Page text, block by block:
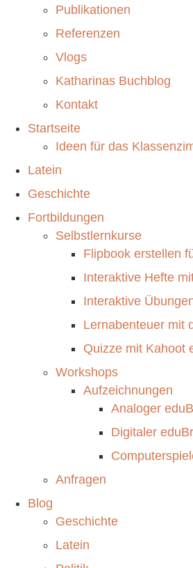
Publikationen
Referenzen
Vlogs
Katharinas Buchblog
Kontakt
Startseite
Ideen für das
Latein
Geschichte
Fortbildungen
Selbstlernkurse
Flipbook erstellen
Interaktive Hefte
Interaktive
Lernabenteuer mit
Quizze mit Kahoot
Workshops
Aufzeichnungen
Analoger
Digitaler
Anfragen
Blog
Geschichte
Latein